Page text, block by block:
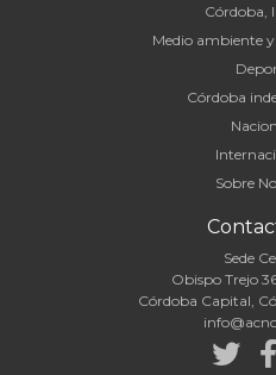
Córdoba,
Medio ambiente
Córdoba
Sobre
Sede
Obispo Trejo
Córdoba Capital,